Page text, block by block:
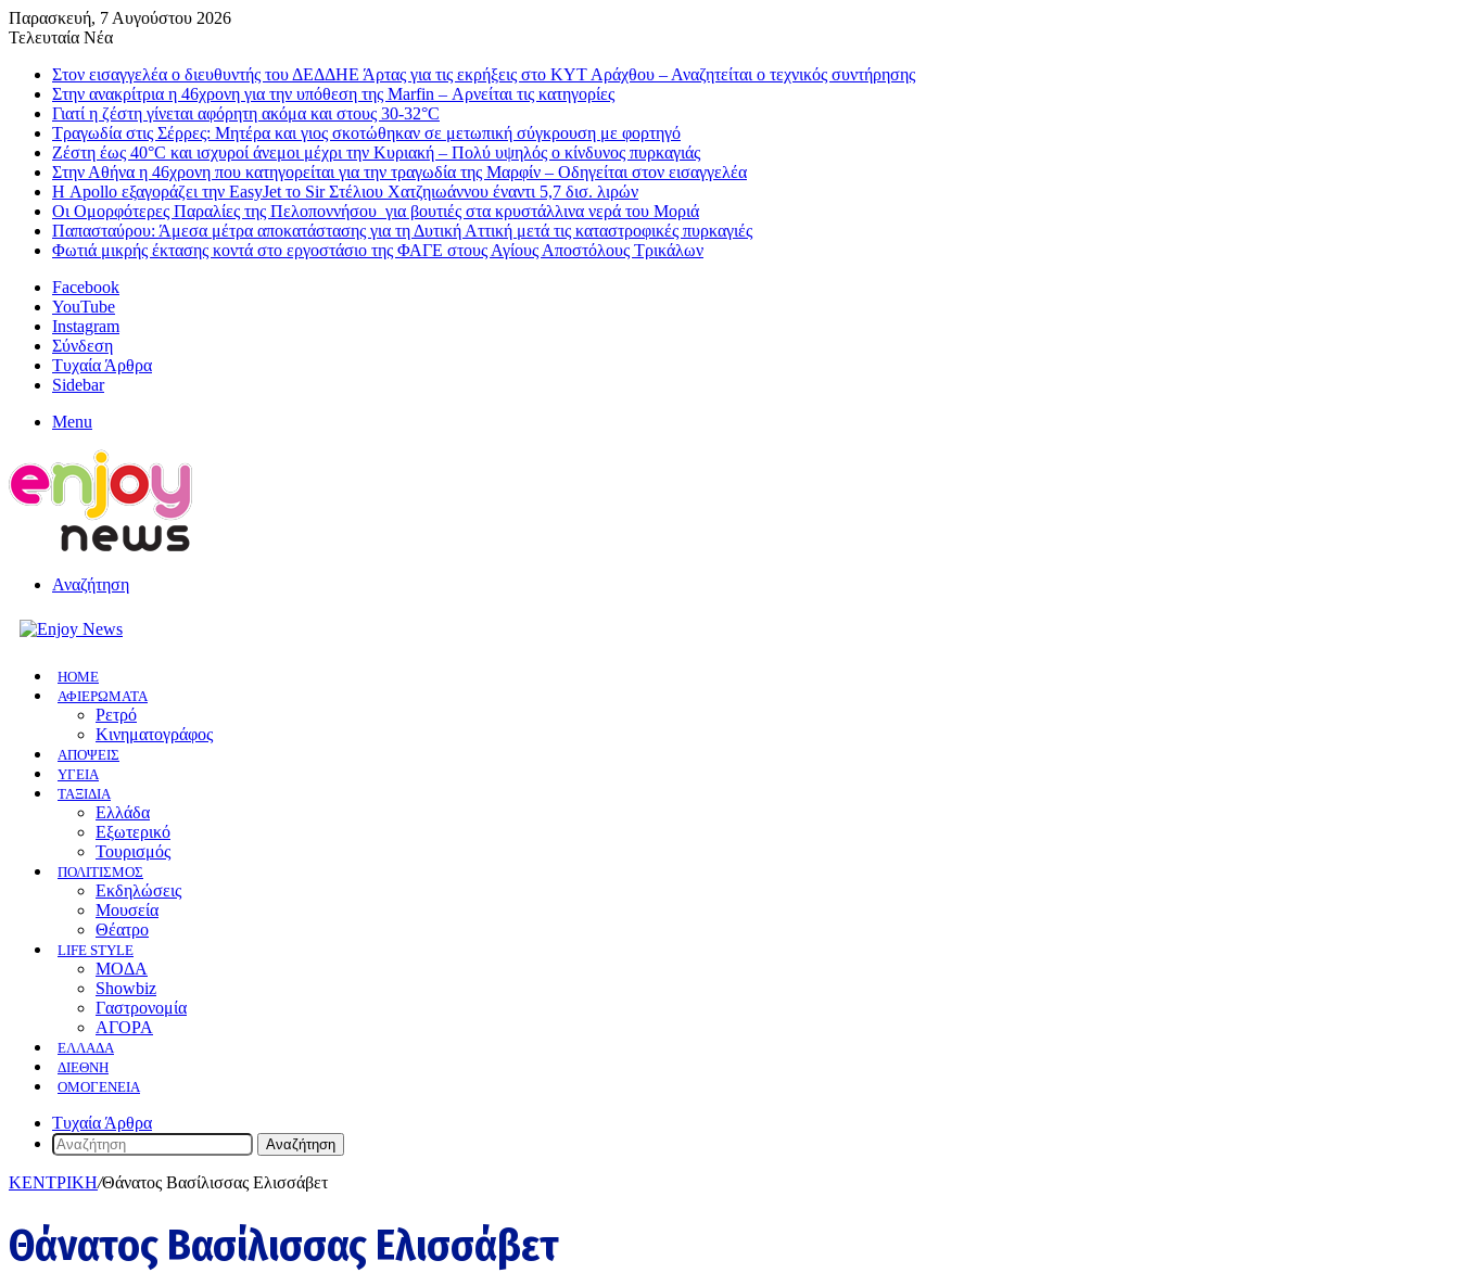
Παρασκευή, 7 Αυγούστου 2026
Τελευταία Νέα
Στον εισαγγελέα ο διευθυντής του ΔΕΔΔΗΕ Άρτας για τις εκρήξεις στο ΚΥΤ Αράχθου – Αναζητείται ο τεχνικός συντήρησης
Στην ανακρίτρια η 46χρονη για την υπόθεση της Marfin – Αρνείται τις κατηγορίες
Γιατί η ζέστη γίνεται αφόρητη ακόμα και στους 30-32°C
Τραγωδία στις Σέρρες: Μητέρα και γιος σκοτώθηκαν σε μετωπική σύγκρουση με φορτηγό
Ζέστη έως 40°C και ισχυροί άνεμοι μέχρι την Κυριακή – Πολύ υψηλός ο κίνδυνος πυρκαγιάς
Στην Αθήνα η 46χρονη που κατηγορείται για την τραγωδία της Μαρφίν – Οδηγείται στον εισαγγελέα
Η Apollo εξαγοράζει την EasyJet το Sir Στέλιου Χατζηιωάννου έναντι 5,7 δισ. λιρών
Οι Ομορφότερες Παραλίες της Πελοποννήσου για βουτιές στα κρυστάλλινα νερά του Μοριά
Παπασταύρου: Άμεσα μέτρα αποκατάστασης για τη Δυτική Αττική μετά τις καταστροφικές πυρκαγιές
Φωτιά μικρής έκτασης κοντά στο εργοστάσιο της ΦΑΓΕ στους Αγίους Αποστόλους Τρικάλων
Facebook
YouTube
Instagram
Σύνδεση
Τυχαία Άρθρα
Sidebar
Menu
Αναζήτηση
HOME
ΑΦΙΕΡΩΜΑΤΑ
Ρετρό
Κινηματογράφος
ΑΠΟΨΕΙΣ
ΥΓΕΙΑ
ΤΑΞΙΔΙΑ
Ελλάδα
Εξωτερικό
Τουρισμός
ΠΟΛΙΤΙΣΜΟΣ
Eκδηλώσεις
Mουσεία
Θέατρο
LIFE STYLE
ΜΟΔΑ
Showbiz
Γαστρονομία
ΑΓΟΡΑ
ΕΛΛΆΔΑ
ΔΙΕΘΝΉ
ΟΜΟΓΈΝΕΙΑ
Τυχαία Άρθρα
Αναζήτηση
ΚΕΝΤΡΙΚΗ/Θάνατος Βασίλισσας Ελισσάβετ
Θάνατος Βασίλισσας Ελισσάβετ